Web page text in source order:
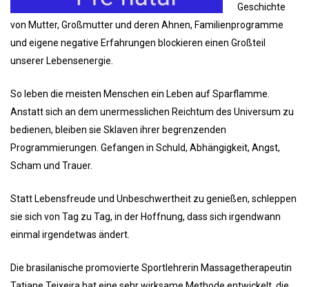
Geschichte
von Mutter, Großmutter und deren Ahnen, Familienprogramme
und eigene negative Erfahrungen blockieren einen Großteil
unserer Lebensenergie.
So leben die meisten Menschen ein Leben auf Sparflamme.
Anstatt sich an dem unermesslichen Reichtum des Universum zu
bedienen, bleiben sie Sklaven ihrer begrenzenden
Programmierungen. Gefangen in Schuld, Abhängigkeit, Angst,
Scham und Trauer.
Statt Lebensfreude und Unbeschwertheit zu genießen, schleppen
sie sich von Tag zu Tag, in der Hoffnung, dass sich irgendwann
einmal irgendetwas ändert.
Die brasilanische promovierte Sportlehrerin Massagetherapeutin